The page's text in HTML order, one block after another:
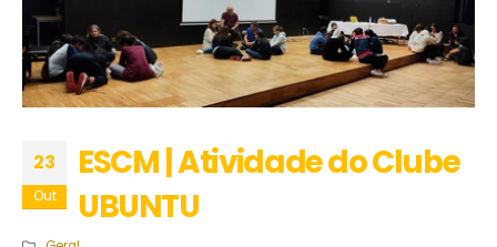
23
Out
ESCM | Atividade do Clube
UBUNTU